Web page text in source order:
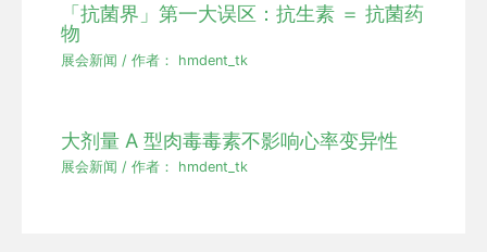
「抗菌界」第一大误区：抗生素 ＝ 抗菌药
物
展会新闻 / 作者： hmdent_tk
大剂量 A 型肉毒毒素不影响心率变异性
展会新闻 / 作者： hmdent_tk